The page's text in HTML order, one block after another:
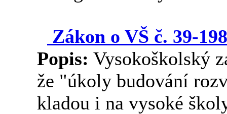
Zákon o VŠ č. 39-
Popis: Vysokoškolský
že "úkoly budování
kladou i na vysoké